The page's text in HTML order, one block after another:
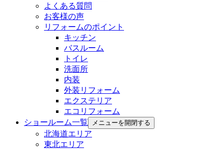
よくある質問
お客様の声
リフォームのポイント
キッチン
バスルーム
トイレ
洗面所
内装
外装リフォーム
エクステリア
エコリフォーム
ショールーム一覧
メニューを開閉する
北海道エリア
東北エリア